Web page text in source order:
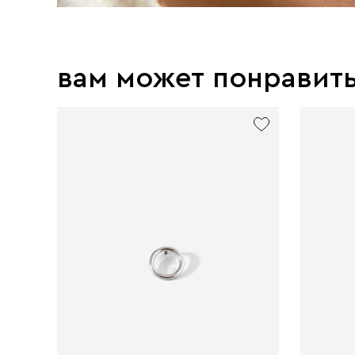
вам может